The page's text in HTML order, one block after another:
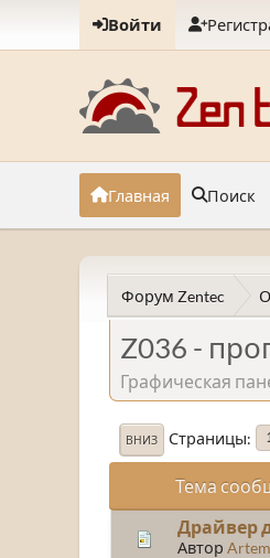
Войти
Главная Поиск
Форум Zentec
Z036 -
Графическая
ВНИЗ Страницы
Тема
Драйвер
Автор Artem